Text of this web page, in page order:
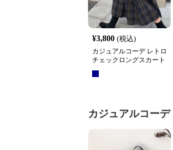
¥3,800 (税込)
カジュアルコーデ レトロ
チェックロングスカート